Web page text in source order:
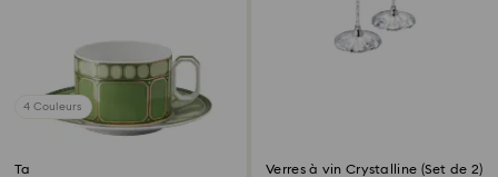
4 Couleurs
Tasse avec soucoupe Signum Verres à vin Crystalline (Set de 2)